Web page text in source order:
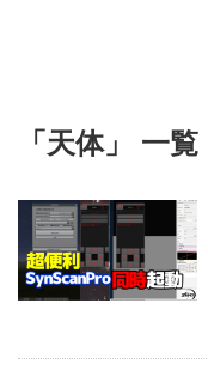
「天体」 一覧